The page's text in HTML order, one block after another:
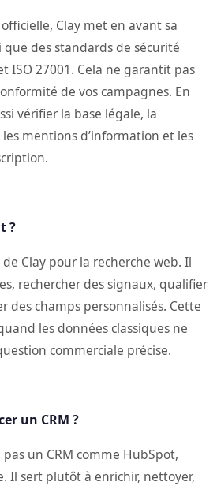
Clay met en avant sa
que des standards de sécurité
ISO 27001. Cela ne garantit pas
de vos campagnes. En
vérifier la base légale, la
mentions d’information et les
?
Clay pour la recherche web. Il
rechercher des signaux, qualifier
des champs personnalisés. Cette
les données classiques ne
commerciale précise.
un CRM ?
un CRM comme HubSpot,
Il sert plutôt à enrichir, nettoyer,